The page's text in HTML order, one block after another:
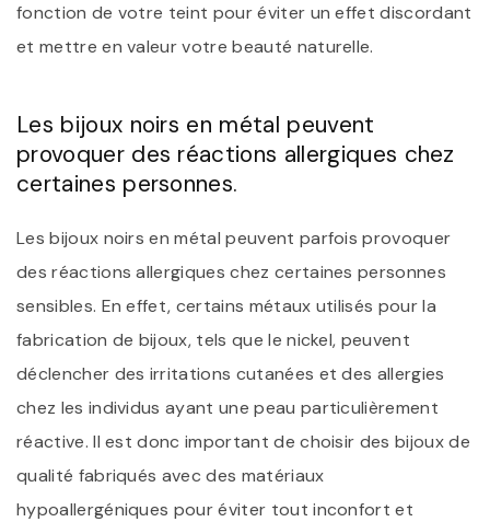
fonction de votre teint pour éviter un effet discordant
et mettre en valeur votre beauté naturelle.
Les bijoux noirs en métal peuvent
provoquer des réactions allergiques chez
certaines personnes.
Les bijoux noirs en métal peuvent parfois provoquer
des réactions allergiques chez certaines personnes
sensibles. En effet, certains métaux utilisés pour la
fabrication de bijoux, tels que le nickel, peuvent
déclencher des irritations cutanées et des allergies
chez les individus ayant une peau particulièrement
réactive. Il est donc important de choisir des bijoux de
qualité fabriqués avec des matériaux
hypoallergéniques pour éviter tout inconfort et